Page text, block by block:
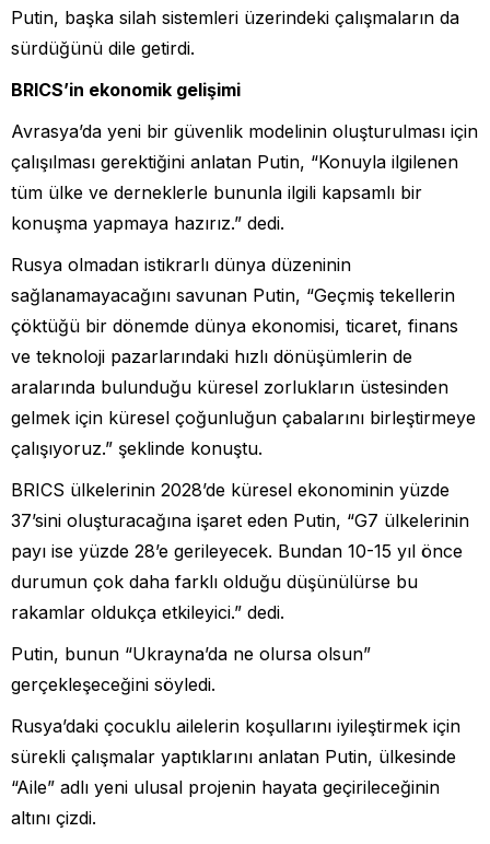
Putin, başka silah sistemleri üzerindeki çalışmaların da
sürdüğünü dile getirdi.
BRICS’in ekonomik gelişimi
Avrasya’da yeni bir güvenlik modelinin oluşturulması için
çalışılması gerektiğini anlatan Putin, “Konuyla ilgilenen
tüm ülke ve derneklerle bununla ilgili kapsamlı bir
konuşma yapmaya hazırız.” dedi.
Rusya olmadan istikrarlı dünya düzeninin
sağlanamayacağını savunan Putin, “Geçmiş tekellerin
çöktüğü bir dönemde dünya ekonomisi, ticaret, finans
ve teknoloji pazarlarındaki hızlı dönüşümlerin de
aralarında bulunduğu küresel zorlukların üstesinden
gelmek için küresel çoğunluğun çabalarını birleştirmeye
çalışıyoruz.” şeklinde konuştu.
BRICS ülkelerinin 2028’de küresel ekonominin yüzde
37’sini oluşturacağına işaret eden Putin, “G7 ülkelerinin
payı ise yüzde 28’e gerileyecek. Bundan 10-15 yıl önce
durumun çok daha farklı olduğu düşünülürse bu
rakamlar oldukça etkileyici.” dedi.
Putin, bunun “Ukrayna’da ne olursa olsun”
gerçekleşeceğini söyledi.
Rusya’daki çocuklu ailelerin koşullarını iyileştirmek için
sürekli çalışmalar yaptıklarını anlatan Putin, ülkesinde
“Aile” adlı yeni ulusal projenin hayata geçirileceğinin
altını çizdi.